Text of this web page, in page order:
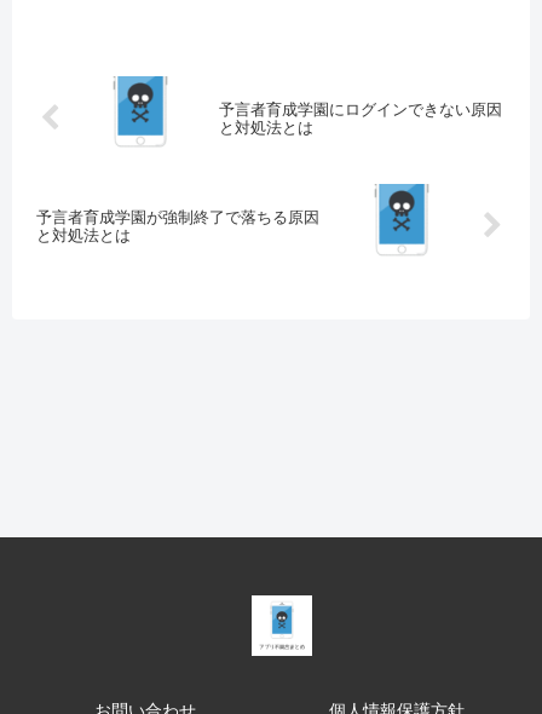
予言者育成学園にログインできない原因
と対処法とは
予言者育成学園が強制終了で落ちる原因
と対処法とは